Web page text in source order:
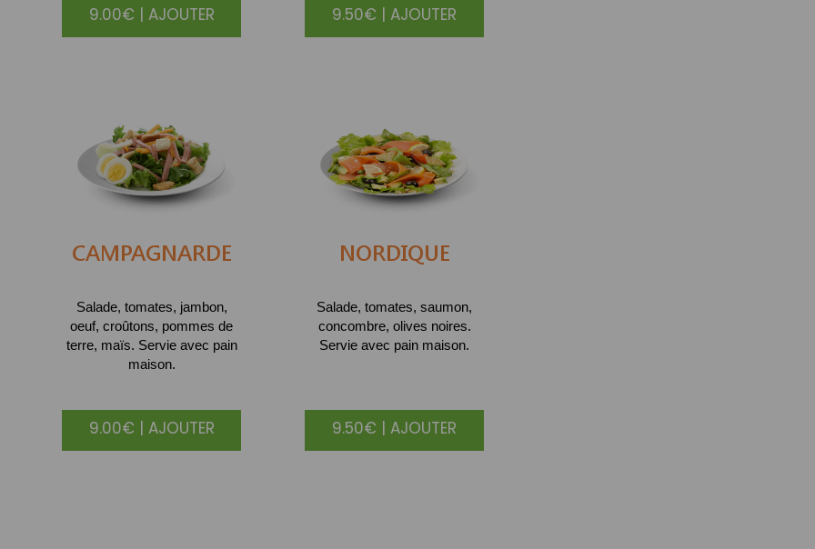
9.00€ | AJOUTER 9.50€ | AJOUTER
CAMPAGNARDE
Salade, tomates, jambon,
oeuf, croûtons, pommes de
terre, maïs. Servie avec pain
maison.
9.00€ | AJOUTER
NORDIQUE
Salade, tomates, saumon,
concombre, olives noires.
Servie avec pain maison.
9.50€ | AJOUTER